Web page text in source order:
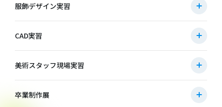
服飾デザイン実習
CAD実習
美術スタッフ現場実習
卒業制作展